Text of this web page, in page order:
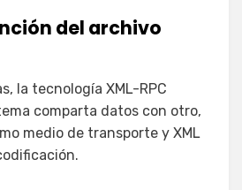
del archivo
la tecnología XML-RPC
comparta datos con otro,
medio de transporte y XML